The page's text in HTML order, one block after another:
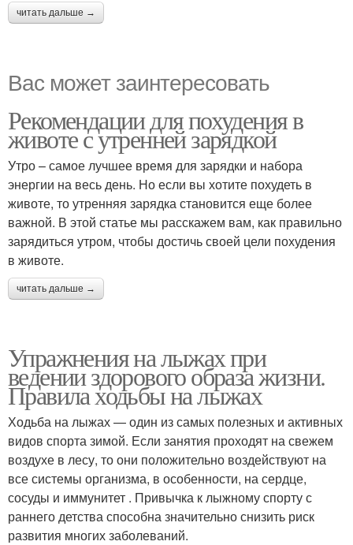
читать дальше →
Вас может заинтересовать
Рекомендации для похудения в
животе с утренней зарядкой
Утро – самое лучшее время для зарядки и набора
энергии на весь день. Но если вы хотите похудеть в
животе, то утренняя зарядка становится еще более
важной. В этой статье мы расскажем вам, как правильно
зарядиться утром, чтобы достичь своей цели похудения
в животе.
читать дальше →
Упражнения на лыжах при
ведении здорового образа жизни.
Правила ходьбы на лыжах
Ходьба на лыжах — один из самых полезных и активных
видов спорта зимой. Если занятия проходят на свежем
воздухе в лесу, то они положительно воздействуют на
все системы организма, в особенности, на сердце,
сосуды и иммунитет . Привычка к лыжному спорту с
раннего детства способна значительно снизить риск
развития многих заболеваний.